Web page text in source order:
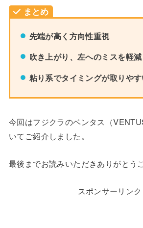
まとめ
先端が高く方向性重視
吹き上がり、左へのミスを軽減
粘り系でタイミングが取りや
今回はフジクラのベンタス（
いてご紹介しました。
最後までお読みいただきありがとう
スポンサーリンク